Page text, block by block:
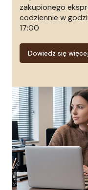
zakupionego
codziennie w
17:00
Dowiedz się